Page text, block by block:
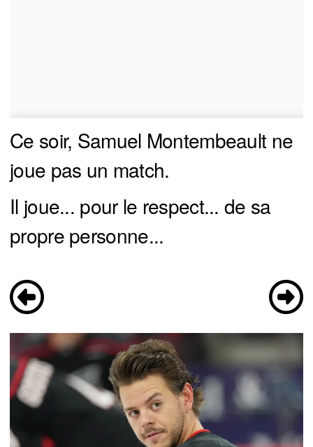
Ce soir, Samuel Montembeault ne
joue pas un match.
Il joue... pour le respect... de sa
propre personne...